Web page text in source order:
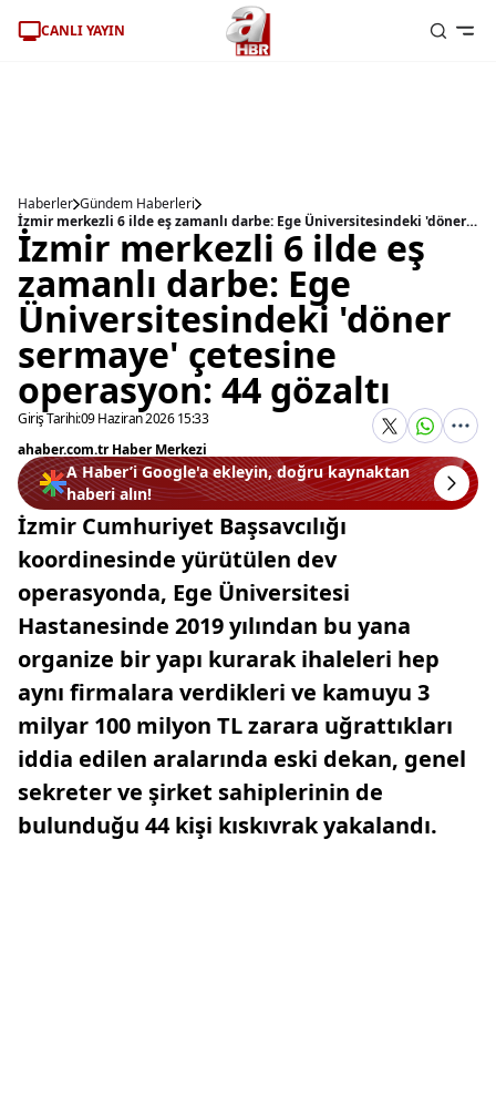
CANLI YAYIN
Haberler Gündem Haberleri
İzmir merkezli 6 ilde eş zamanlı darbe: Ege Üniversitesindeki 'döner sermaye' çetesine operasyon: 44 gözaltı
İzmir merkezli 6 ilde eş
zamanlı darbe: Ege
Üniversitesindeki 'döner
sermaye' çetesine
operasyon: 44 gözaltı
Giriş Tarihi:09 Haziran 2026 15:33
ahaber.com.tr Haber Merkezi
A Haber’i Google'a ekleyin, doğru kaynaktan
haberi alın!
İzmir Cumhuriyet Başsavcılığı
koordinesinde yürütülen dev
operasyonda, Ege Üniversitesi
Hastanesinde 2019 yılından bu yana
organize bir yapı kurarak ihaleleri hep
aynı firmalara verdikleri ve kamuyu 3
milyar 100 milyon TL zarara uğrattıkları
iddia edilen aralarında eski dekan, genel
sekreter ve şirket sahiplerinin de
bulunduğu 44 kişi kıskıvrak yakalandı.